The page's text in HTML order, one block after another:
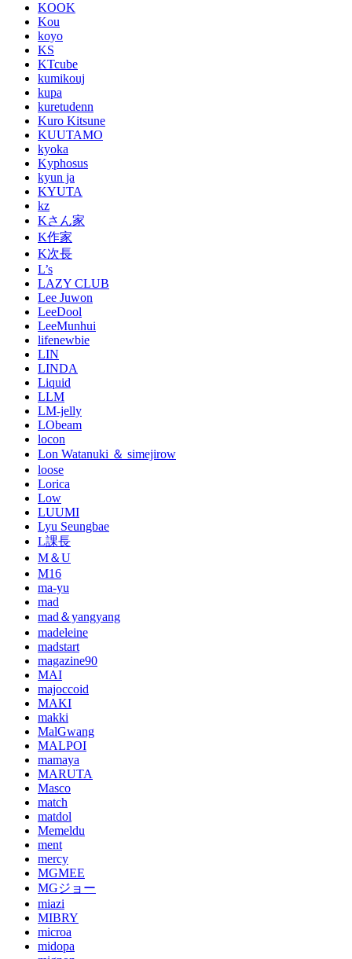
KOOK
Kou
koyo
KS
KTcube
kumikouj
kupa
kuretudenn
Kuro Kitsune
KUUTAMO
kyoka
Kyphosus
kyun ja
KYUTA
kz
Kさん家
K作家
K次長
L’s
LAZY CLUB
Lee Juwon
LeeDool
LeeMunhui
lifenewbie
LIN
LINDA
Liquid
LLM
LM-jelly
LObeam
locon
Lon Watanuki ＆ simejirow
loose
Lorica
Low
LUUMI
Lyu Seungbae
L課長
M＆U
M16
ma-yu
mad
mad＆yangyang
madeleine
madstart
magazine90
MAI
majoccoid
MAKI
makki
MalGwang
MALPOI
mamaya
MARUTA
Masco
match
matdol
Memeldu
ment
mercy
MGMEE
MGジョー
miazi
MIBRY
microa
midopa